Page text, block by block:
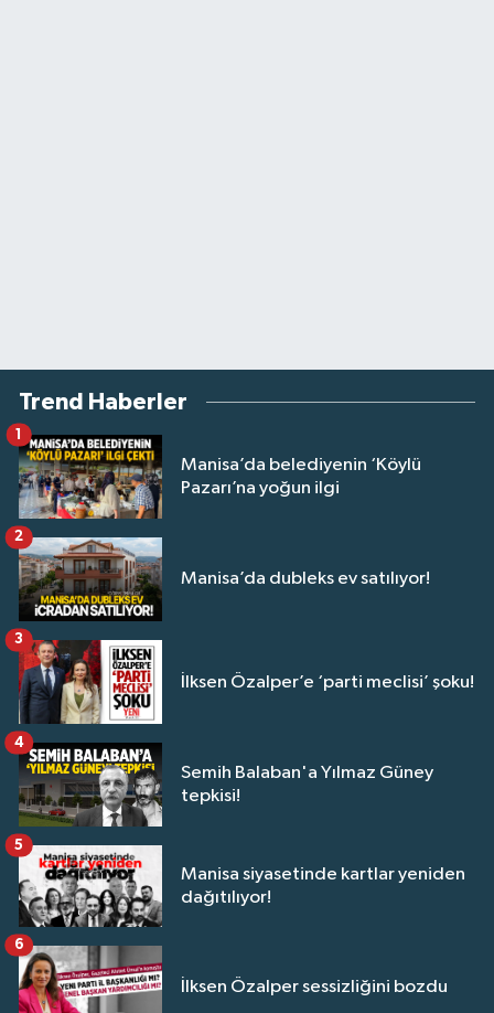
Trend Haberler
Manisa’da belediyenin ‘Köylü
Pazarı’na yoğun ilgi
1
Manisa’da dubleks ev satılıyor!
2
İlksen Özalper’e ‘parti meclisi’ şoku!
3
Semih Balaban'a Yılmaz Güney
tepkisi!
4
Manisa siyasetinde kartlar yeniden
dağıtılıyor!
5
İlksen Özalper sessizliğini bozdu
6